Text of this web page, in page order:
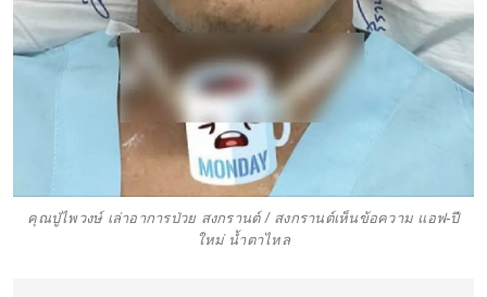
คุณปู่ไพวงษ์ เล่าอาการป่วย สงกรานต์ / สงกรานต์เห็นข้อความ แอฟ-ปี
ใหม่ น้ำตาไหล